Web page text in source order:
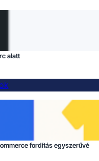
alatt
fordítás egyszerűvé